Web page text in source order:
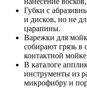
Губки с
и дисков, но не
царапины.
Варежки для
собирают грязь
контактной
В каталоге
инструменты из
микрофибру и